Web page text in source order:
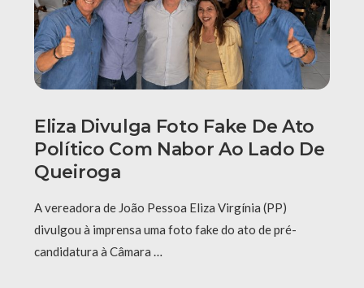
Eliza Divulga Foto Fake De Ato
Político Com Nabor Ao Lado De
Queiroga
A vereadora de João Pessoa Eliza Virgínia (PP)
divulgou à imprensa uma foto fake do ato de pré-
candidatura à Câmara …